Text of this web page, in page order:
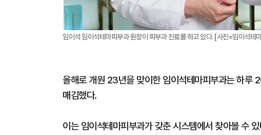
임이석 임이석테마피부과 원장이 피부과 진료를 하고 있다. [사진=임이석테
올해로 개원 23년을 맞이한 임이석테마피부과는 하루
매김했다.
이는 임이석테마피부과가 갖춘 시스템에서 찾아볼 수